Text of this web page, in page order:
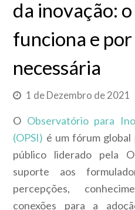
da inovação:
funciona e
necessária
1 de Dezembro de 2021
O Observatório para
(OPSI) é um fórum
público liderado pela
suporte aos
percepções,
conexões para a